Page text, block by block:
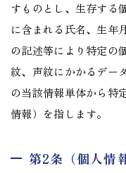
すものとし、生存する
に含まれる氏名、生年
の記述等により特定の
紋、声紋にかかるデー
の当該情報単体から特
情報）を指します。
第2条（個人情